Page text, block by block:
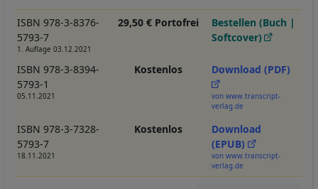
ISBN 978-3-8376-
5793-7
1. Auflage 03.12.2021
29,50 € Portofrei
Bestellen (Buch |
Softcover)
ISBN 978-3-8394-
5793-1
05.11.2021
Kostenlos Download (PDF)
von www.transcript-
verlag.de
ISBN 978-3-7328-
5793-7
18.11.2021
Kostenlos
Download
(EPUB)
von www.transcript-
verlag.de